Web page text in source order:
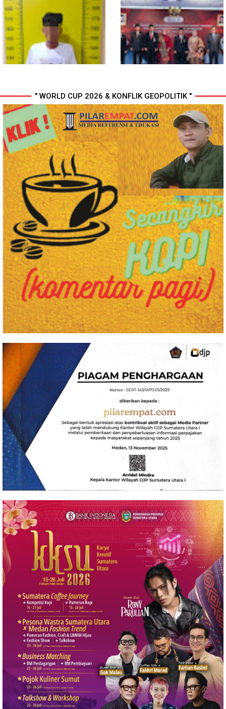
Gubsu Bobby Pastikan Pasien
Rujukan dari Nias Tak
Terkendala Biaya Perjalanan
dan Rumah Singgah di Medan
Wali Kota Medan Dikukuhkan
Jadi Duta Penggerak Ayah
Teladan, Rico Waas: Jabatan
Tertinggi Pria Dalam Keluarga
Polresta Deli Serdang Bekuk
Dua orang Pengedar Narkoba
di Pagar Merbau
Perkuat Kinerja Organisasi dan
Pengembangan Karier, OJK
Lantik Pejabat Baru
" WORLD CUP 2026 & KONFLIK GEOPOLITIK "